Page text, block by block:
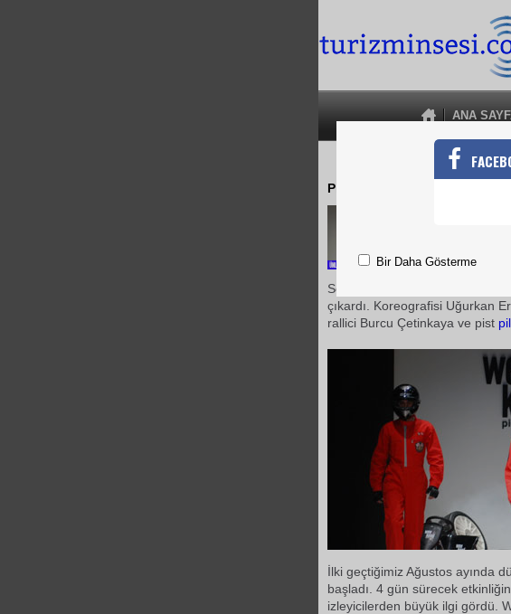
ANA
Pierre Cardin Weekend
Sonbahar&Kış
çıkardı. Koreografisi Uğurkan
rallici Burcu Çetinkaya ve pist
İlki geçtiğimiz Ağustos ayında
başladı. 4 gün sürecek
izleyicilerden büyük ilgi gördü.
Bir Daha Gösterme